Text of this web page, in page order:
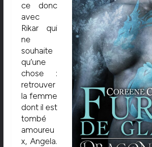
ce donc
avec
Rikar qui
ne
souhaite
qu’une
chose :
retrouver
la femme
dont il est
tombé
amoureu
x, Angela.